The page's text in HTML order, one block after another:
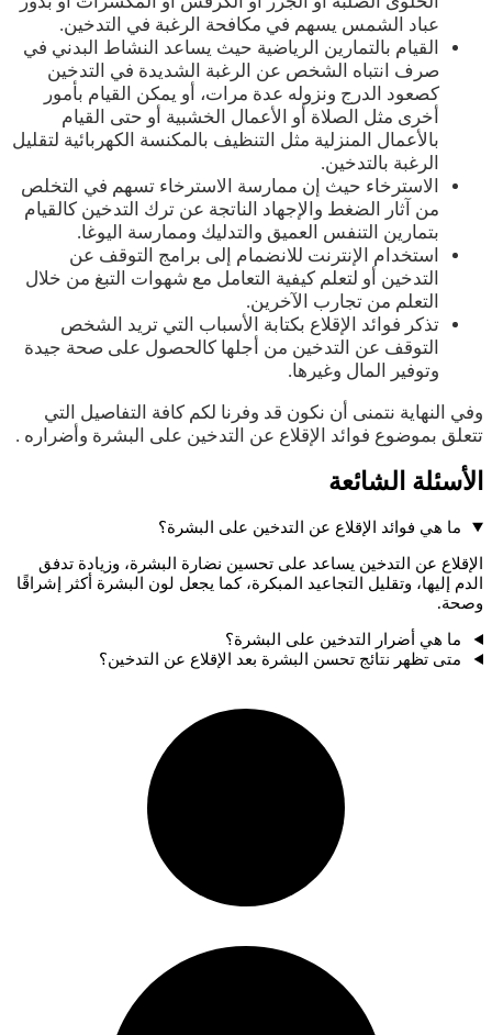
عباد الشمس يسهم في مكافحة الرغبة في التدخين.
القيام بالتمارين الرياضية حيث يساعد النشاط البدني في
صرف انتباه الشخص عن الرغبة الشديدة في التدخين
كصعود الدرج ونزوله عدة مرات، أو يمكن القيام بأمور
أخرى مثل الصلاة أو الأعمال الخشبية أو حتى القيام
بالأعمال المنزلية مثل التنظيف بالمكنسة الكهربائية لتقليل
الرغبة بالتدخين.
الاسترخاء حيث إن ممارسة الاسترخاء تسهم في التخلص
من آثار الضغط والإجهاد الناتجة عن ترك التدخين كالقيام
بتمارين التنفس العميق والتدليك وممارسة اليوغا.
استخدام الإنترنت للانضمام إلى برامج التوقف عن
التدخين أو لتعلم كيفية التعامل مع شهوات التبغ من خلال
التعلم من تجارب الآخرين.
تذكر فوائد الإقلاع بكتابة الأسباب التي تريد الشخص
التوقف عن التدخين من أجلها كالحصول على صحة جيدة
وتوفير المال وغيرها.
وفي النهاية نتمنى أن نكون قد وفرنا لكم كافة التفاصيل التي
تتعلق بموضوع فوائد الإقلاع عن التدخين على البشرة وأضراره .
الأسئلة الشائعة
ما هي فوائد الإقلاع عن التدخين على البشرة؟
الإقلاع عن التدخين يساعد على تحسين نضارة البشرة، وزيادة تدفق
الدم إليها، وتقليل التجاعيد المبكرة، كما يجعل لون البشرة أكثر إشراقًا
وصحة.
ما هي أضرار التدخين على البشرة؟
متى تظهر نتائج تحسن البشرة بعد الإقلاع عن التدخين؟